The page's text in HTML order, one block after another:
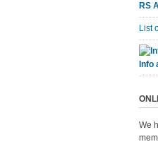
RS
List
Info
We